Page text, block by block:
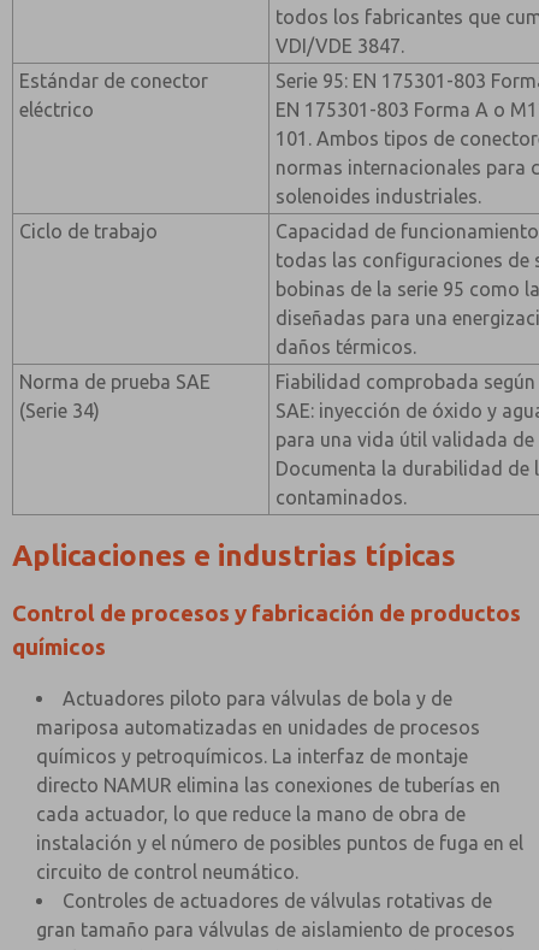
todos los fabricantes que
VDI/VDE 3847.
Estándar de conector
eléctrico
Serie 95: EN 175301-803
EN 175301-803 Forma A o
101. Ambos tipos de
normas internacionales para
solenoides industriales.
Ciclo de trabajo
Capacidad de
todas las configuraciones de
bobinas de la serie 95 como
diseñadas para una
daños térmicos.
Norma de prueba SAE
(Serie 34)
Fiabilidad comprobada
SAE: inyección de óxido y
para una vida útil validada
Documenta la durabilidad de
contaminados.
Aplicaciones e industrias típicas
Control de procesos y fabricación de productos
químicos
Actuadores piloto para válvulas de bola y de
mariposa automatizadas en unidades de procesos
químicos y petroquímicos. La interfaz de montaje
directo NAMUR elimina las conexiones de tuberías en
cada actuador, lo que reduce la mano de obra de
instalación y el número de posibles puntos de fuga en el
circuito de control neumático.
Controles de actuadores de válvulas rotativas de
gran tamaño para válvulas de aislamiento de procesos